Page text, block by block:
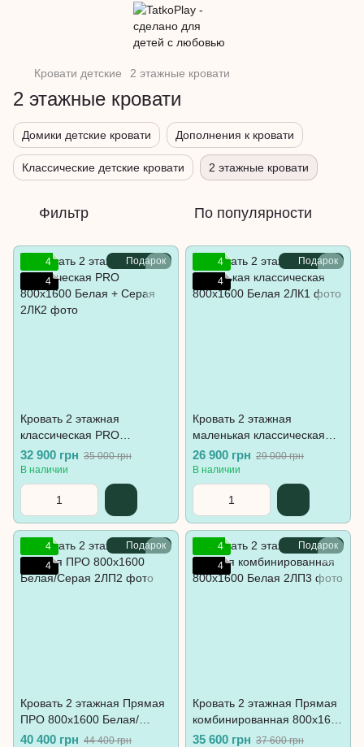
Кровати детские 2 этажные кровати
2 этажные кровати
Домики детские кровати Дополнения к кровати
Классические детские кровати 2 этажные кровати
Фильтр По популярности
Подарок
4
4
Кровать 2 этажная
классическая PRO
800х1600 Белая + Серая
32 900 грн 35 000 грн
В наличии
Подарок
4
4
Кровать 2 этажная
маленькая классическая
800х1600 Белая
26 900 грн 29 000 грн
В наличии
Подарок
4
4
Кровать 2 этажная Прямая
ПРО 800х1600 Белая/
Серая
40 400 грн 44 400 грн
Подарок
4
4
Кровать 2 этажная Прямая
комбинированная 800х1600
Белая
35 600 грн 37 600 грн